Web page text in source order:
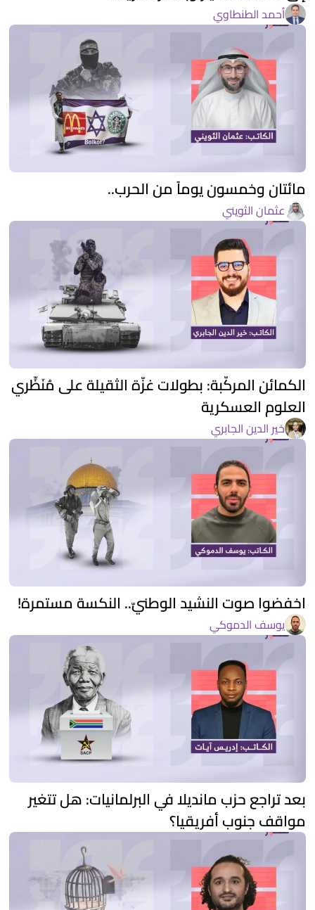
أحمد الطنطاوي
مائتان وخمسون يوماً من الحرب..
عثمان الثويني
الكمائن المركّبة: بطولات غزّة الثقيلة على مُنَظِّري
العلوم العسكرية
خير الدين الجابري
اخفضوا صوت النشيد الوطنيّ.. النكسة مستمرة!
يوسف الدموكي
بعد تراجع حزب مانديلا في البرلمانيات: هل تتغير
مواقف جنوب أفريقيا؟